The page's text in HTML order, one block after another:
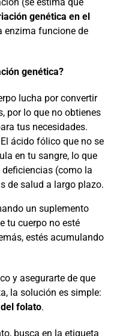
genética en el
enzima funcione de
genética?
lucha por convertir
por lo que no obtienes
tus necesidades.
El ácido fólico que no se
en tu sangre, lo que
(como la
de salud a largo plazo.
un suplemento
tu cuerpo no esté
estés acumulando
y asegurarte de que
la solución es simple:
folato.
busca en la etiqueta